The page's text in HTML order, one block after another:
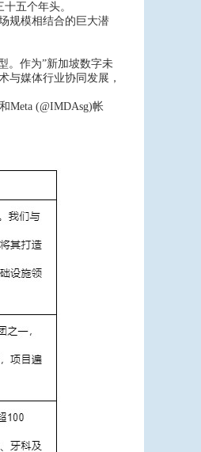
五个年头。
规模相结合的巨大潜
。作为”新加坡数字未
与媒体行业协同发展，
Meta (@IMDAsg)帐